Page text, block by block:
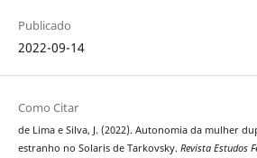
Publicado
2022-09-14
Como Citar
de Lima e Silva, J. (2022). Autonomia da mulher
estranho no Solaris de Tarkovsky. Revista Estudos